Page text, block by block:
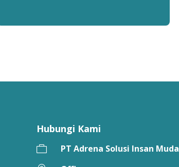
Hubungi Kami
 PT Adrena Solusi Insan Muda